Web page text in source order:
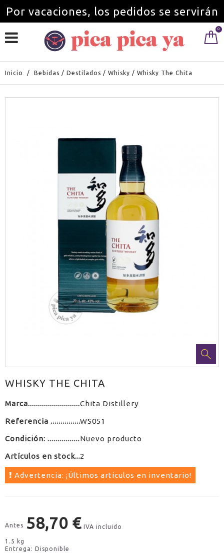
Por vacaciones, los pedidos se servirán
a partir del 1 de septiembre.
0
Inicio / Bebidas / Destilados / Whisky / Whisky The Chita
WHISKY THE CHITA
Marca Chita Distillery
Referencia WS051
Condición: Nuevo producto
Artículos en stock 2
Advertencia: ¡Últimos artículos en inventario!
Antes 58,70 € IVA incluido
1.5 kg
Entrega: Disponible